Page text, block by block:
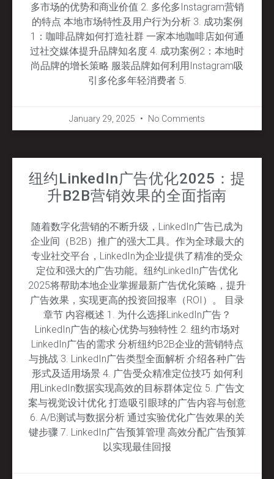
多市场的优势和商业价值 2. 多伦多Instagram营销
的特点 本地市场特性及用户行为分析 3. 成功案例
1：咖啡品牌如何打造社群 一家本地咖啡店如何通
过社交媒体提升品牌知名度 4. 成功案例2：本地时
尚品牌的增长策略 服装品牌如何利用Instagram吸
引多伦多年轻消费者 5.
January 29, 2025 No Comments
纽约LinkedIn广告优化2025：提
升B2B营销效果的全面指南
随着数字化营销的不断升级，LinkedIn广告已成为
企业间（B2B）推广的强大工具。作为全球最大的
专业社交平台，LinkedIn为企业提供了精准的受众
定位和强大的广告功能。纽约LinkedIn广告优化
2025将帮助本地企业掌握最新广告优化策略，提升
广告效果，实现更高的投资回报率（ROI）。 目录
章节 内容概述 1. 为什么选择LinkedIn广告？
LinkedIn广告的核心优势与独特性 2. 纽约市场对
LinkedIn广告的需求 分析纽约B2B企业的营销特点
与挑战 3. LinkedIn广告类型全面解析 介绍各种广告
形式及适用场景 4. 广告受众精准定位技巧 如何利
用LinkedIn数据实现高效的目标群体定位 5. 广告文
案与视觉设计优化 打造吸引眼球的广告内容与创意
6. A/B测试与数据分析 通过实验优化广告效果的关
键步骤 7. LinkedIn广告预算管理 高效分配广告预算
以实现最佳回报